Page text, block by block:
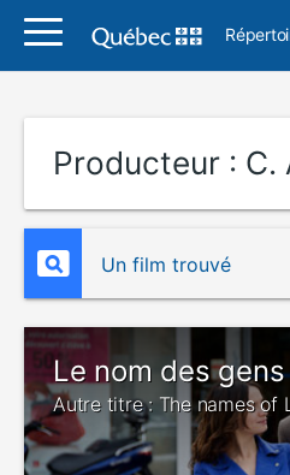
Producteur : C.
Un film trouvé
Le nom des gens
Autre titre : The names of